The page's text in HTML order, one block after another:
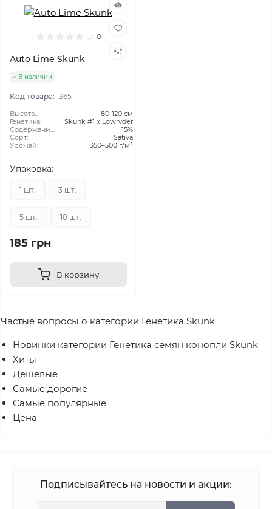
0
Auto Lime Skunk
В наличии
Код товара: 1365
Высота
растения:
80-120 см
Генетика:
Skunk #1 x Lowryder
Содержание
ТГК:
15%
Сорт:
Sativa
Урожай:
350–500 г/м²
Упаковка:
1 шт. 3 шт.
5 шт. 10 шт.
185 грн
В корзину
Частые вопросы о категории Генетика Skunk
Новинки категории Генетика семян конопли Skunk
Хиты
Дешевые
Самые дорогие
Самые популярные
Цена
Подписывайтесь на новости и акции: